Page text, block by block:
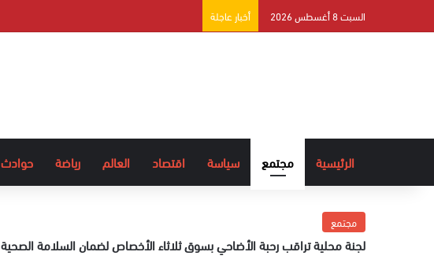
السبت 8 أغسطس 2026 أخبار عاجلة
الرئيسية مجتمع سياسة اقتصاد العالم رياضة حوادث
مجتمع
لجنة محلية تراقب رحبة الأضاحي بسوق ثلاثاء الأخصاص لضمان السلامة الصحية